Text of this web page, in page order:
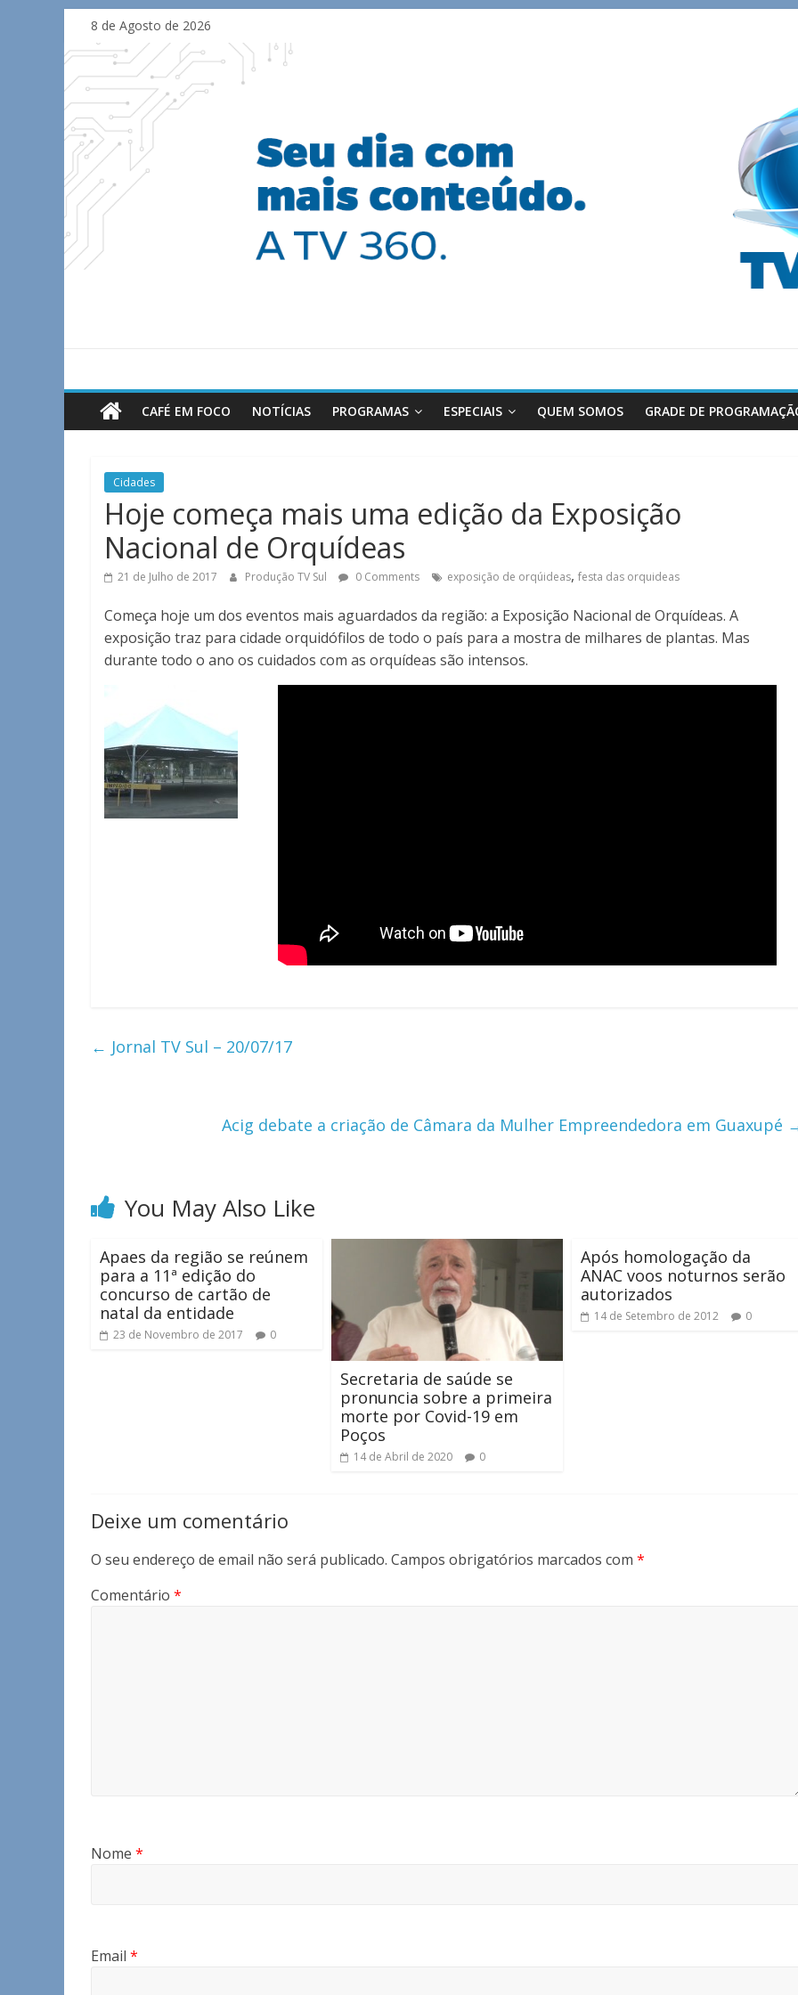
content
8 de Agosto de 2026
TV
Sul
Notícias
de
Guaxupé
região.
CAFÉ EM FOCO NOTÍCIAS PROGRAMAS ESPECIAIS QUEM SOMOS GRADE DE
Cidades
Hoje começa mais uma edição da Exposição
Nacional de Orquídeas
21 de Julho de 2017 Produção TV Sul 0 Comments exposição de orqúideas, festa das orquideas
Começa hoje um dos eventos mais aguardados da região: a Exposição Nacional de Orquídeas. A
exposição traz para cidade orquidófilos de todo o país para a mostra de milhares de plantas. Mas
durante todo o ano os cuidados com as orquídeas são intensos.
← Jornal TV Sul – 20/07/17
Acig debate a criação de Câmara da Mulher Empreendedora em Guaxupé
You May Also Like
Apaes da região se reúnem
para a 11ª edição do
concurso de cartão de
natal da entidade
23 de Novembro de 2017 0
Secretaria de saúde se
pronuncia sobre a primeira
morte por Covid-19 em
Poços
14 de Abril de 2020 0
Após homologação da
ANAC voos noturnos serão
autorizados
14 de Setembro de 2012 0
Deixe um comentário
O seu endereço de email não será publicado. Campos obrigatórios marcados com *
Comentário *
Nome *
Email *